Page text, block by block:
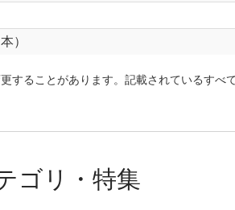
）
することがあります。記載されているすべ
ゴリ・特集